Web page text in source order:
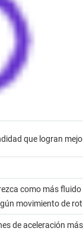
que logran
como más
movimiento de
de aceleración